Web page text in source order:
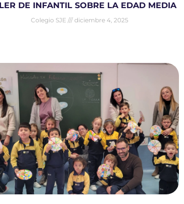
DE INFANTIL SOBRE LA EDAD MEDIA
Colegio SJE diciembre 4, 2025